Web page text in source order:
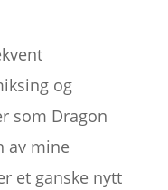
og
som Dragon
av mine
et ganske nytt